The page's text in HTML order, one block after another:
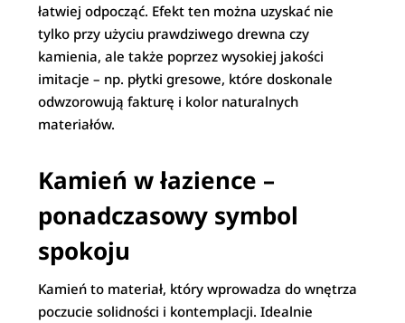
łatwiej odpocząć. Efekt ten można uzyskać nie
tylko przy użyciu prawdziwego drewna czy
kamienia, ale także poprzez wysokiej jakości
imitacje – np. płytki gresowe, które doskonale
odwzorowują fakturę i kolor naturalnych
materiałów.
Kamień w łazience –
ponadczasowy symbol
spokoju
Kamień to materiał, który wprowadza do wnętrza
poczucie solidności i kontemplacji. Idealnie